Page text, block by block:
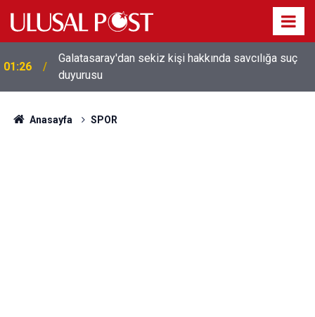
01:26
Galatasaray'dan sekiz kişi hakkında savcılığa suç
duyurusu
Anasayfa SPOR